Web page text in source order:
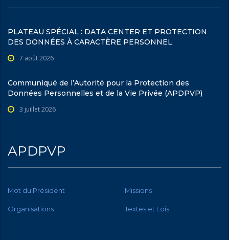
PLATEAU SPÉCIAL : DATA CENTER ET PROTECTION
DES DONNÉES À CARACTÈRE PERSONNEL
7 août 2026
Communiqué de l’Autorité pour la Protection des
Données Personnelles et de la Vie Privée (APDPVP)
3 juillet 2026
APDPVP
Mot du Président Missions
Organisations Textes et Lois